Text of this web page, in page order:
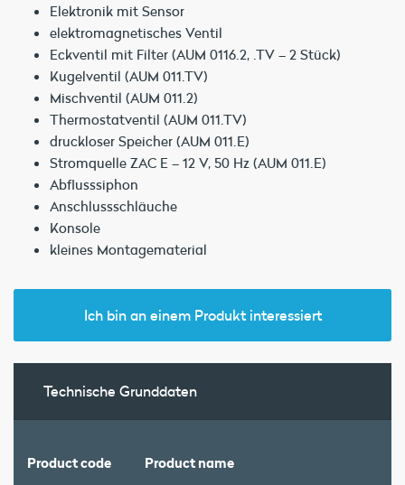
Elektronik mit Sensor
elektromagnetisches Ventil
Eckventil mit Filter (AUM 0116.2, .TV – 2 Stück)
Kugelventil (AUM 011.TV)
Mischventil (AUM 011.2)
Thermostatventil (AUM 011.TV)
druckloser Speicher (AUM 011.E)
Stromquelle ZAC E – 12 V, 50 Hz (AUM 011.E)
Abflusssiphon
Anschlussschläuche
Konsole
kleines Montagematerial
Ich bin an einem Produkt interessiert
Technische Grunddaten
Product code Product name